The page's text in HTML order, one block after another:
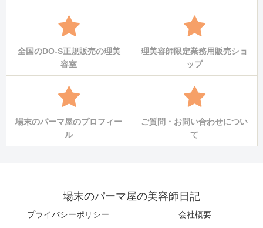
全国のDO-S正規販売の理美
容室
理美容師限定業務用販売ショ
ップ
場末のパーマ屋のプロフィー
ル
ご質問・お問い合わせについ
て
場末のパーマ屋の美容師日記
プライバシーポリシー 会社概要